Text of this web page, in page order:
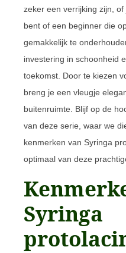
zeker een verrijking zijn,
bent of een beginner die
gemakkelijk te
investering in schoonheid
toekomst. Door te kiezen
breng je een vleugje
buitenruimte. Blijf op de
van deze serie, waar we
kenmerken van Syringa
optimaal van deze
Syringa